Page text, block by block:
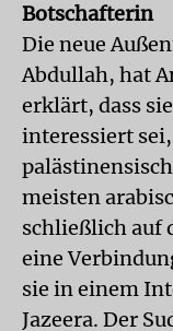
Botschafterin
Die neue
Abdullah, hat
erklärt, dass
interessiert
meisten
schließlich auf
eine
sie in einem
Jazeera. Der